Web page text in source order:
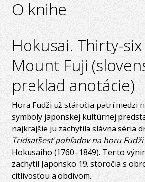
O knihe
Hokusai. Thirty-
Mount Fuji
preklad anotácie)
Hora Fudži už stáročia patrí medzi
symboly japonskej kultúrnej
najkrajšie ju zachytila slávna séria
Tridsaťšesť pohľadov na horu Fudži
Hokusaiho (1760–1849). Tento
zachytil Japonsko 19. storočia s
citlivosťou a obdivom.